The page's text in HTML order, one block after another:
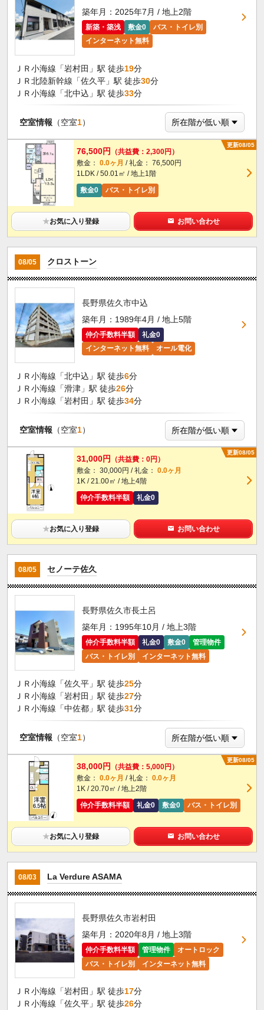
築年月：2025年7月 / 地上2階
新築・築浅 敷金0
バス・トイレ別
インターネット無料
ＪＲ小海線「岩村田」駅 徒歩19分
ＪＲ北陸新幹線「佐久平」駅 徒歩30分
ＪＲ小海線「北中込」駅 徒歩33分
空室情報 （空室1）
更新08/05
76,500円
（共益費：2,300円）
敷金： 0.0ヶ月 / 礼金： 76,500円
1LDK / 50.01㎡ / 地上1階
敷金0
バス・トイレ別
★お気に入り登録 お問い合わせ
08/05 クロストーン
長野県佐久市中込
築年月：1989年4月 / 地上5階
仲介手数料半額
礼金0
インターネット無料
オール電化
ＪＲ小海線「北中込」駅 徒歩6分
ＪＲ小海線「滑津」駅 徒歩26分
ＪＲ小海線「岩村田」駅 徒歩34分
空室情報 （空室1）
更新08/05
31,000円
（共益費：0円）
敷金： 30,000円 / 礼金： 0.0ヶ月
1K / 21.00㎡ / 地上4階
仲介手数料半額
礼金0
★お気に入り登録 お問い合わせ
08/05 セノーテ佐久
長野県佐久市長土呂
築年月：1995年10月 / 地上3階
仲介手数料半額 礼金0 敷金0
管理物件
バス・トイレ別
インターネット無料
ＪＲ小海線「佐久平」駅 徒歩25分
ＪＲ小海線「岩村田」駅 徒歩27分
ＪＲ小海線「中佐都」駅 徒歩31分
空室情報 （空室1）
更新08/05
38,000円
（共益費：5,000円）
敷金： 0.0ヶ月 / 礼金： 0.0ヶ月
1K / 20.70㎡ / 地上2階
仲介手数料半額
礼金0 敷金0 バス・トイレ別
★お気に入り登録 お問い合わせ
08/03 La Verdure ASAMA
長野県佐久市岩村田
築年月：2020年8月 / 地上3階
仲介手数料半額 管理物件
オートロック
バス・トイレ別
インターネット無料
ＪＲ小海線「岩村田」駅 徒歩17分
ＪＲ小海線「佐久平」駅 徒歩26分